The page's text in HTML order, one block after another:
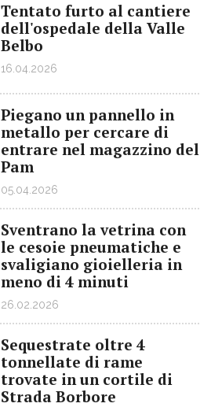
Tentato furto al cantiere
dell'ospedale della Valle
Belbo
16.04.2026
Piegano un pannello in
metallo per cercare di
entrare nel magazzino del
Pam
05.04.2026
Sventrano la vetrina con
le cesoie pneumatiche e
svaligiano gioielleria in
meno di 4 minuti
26.02.2026
Sequestrate oltre 4
tonnellate di rame
trovate in un cortile di
Strada Borbore